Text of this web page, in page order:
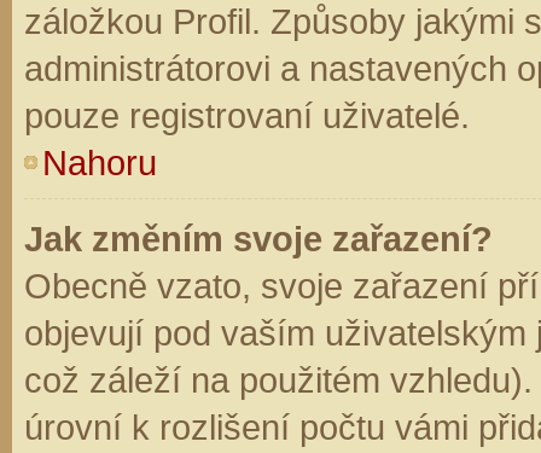
záložkou Profil. Způsoby jakými
administrátorovi a nastavených
pouze registrovaní uživatelé.
Nahoru
Jak změním svoje zařazení?
Obecně vzato, svoje zařazení
objevují pod vaším
což záleží na použitém
úrovní k rozlišení počtu vámi